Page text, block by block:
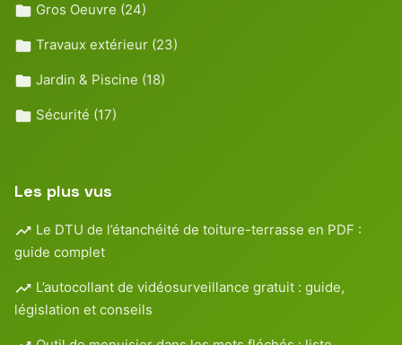
Gros Oeuvre (24)
Travaux extérieur (23)
Jardin & Piscine (18)
Sécurité (17)
Les plus vus
Le DTU de l’étanchéité de toiture-terrasse en PDF :
guide complet
L’autocollant de vidéosurveillance gratuit : guide,
législation et conseils